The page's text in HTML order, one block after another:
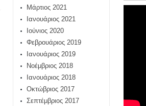
Μάρτιος 2021
Ιανουάριος 2021
Ιούνιος 2020
Φεβρουάριος 2019
Ιανουάριος 2019
Νοέμβριος 2018
Ιανουάριος 2018
Οκτώβριος 2017
Σεπτέμβριος 2017